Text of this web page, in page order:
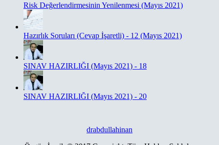
Risk Değerlendirmesinin Yenilenmesi (Mayıs 2021)
Hazırlık Soruları (Cevap İşaretli) - 12 (Mayıs 2021)
SINAV HAZIRLIĞI (Mayıs 2021) - 18
SINAV HAZIRLIĞI (Mayıs 2021) - 20
drabdullahinan